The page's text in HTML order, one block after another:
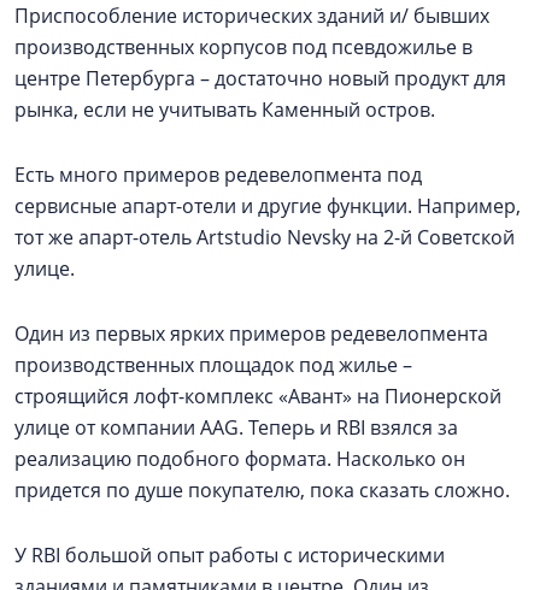
Приспособление исторических зданий и/ бывших
производственных корпусов под псевдожилье в
центре Петербурга – достаточно новый продукт для
рынка, если не учитывать Каменный остров.
Есть много примеров редевелопмента под
сервисные апарт-отели и другие функции. Например,
тот же апарт-отель Artstudio Nevsky на 2-й Советской
улице.
Один из первых ярких примеров редевелопмента
производственных площадок под жилье –
строящийся лофт-комплекс «Авант» на Пионерской
улице от компании AAG. Теперь и RBI взялся за
реализацию подобного формата. Насколько он
придется по душе покупателю, пока сказать сложно.
У RBI большой опыт работы с историческими